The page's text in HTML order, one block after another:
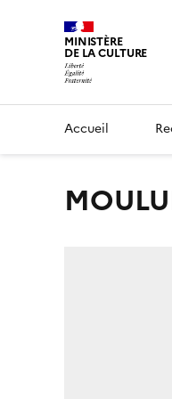
MINISTÈRE
DE LA CULTURE
Accueil